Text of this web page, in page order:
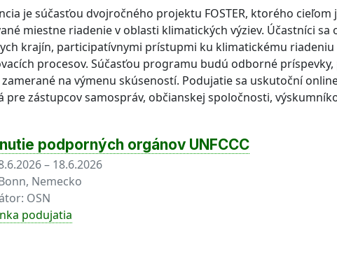
je súčasťou dvojročného projektu FOSTER, ktorého
miestne riadenie v oblasti klimatických výziev. Účastníci
krajín, participatívnymi prístupmi ku klimatickému
procesov. Súčasťou programu budú odborné
na výmenu skúseností. Podujatie sa uskutoční
pre zástupcov samospráv, občianskej spoločnosti,
podporných orgánov UNFCCC
– 18.6.2026
Nemecko
OSN
podujatia